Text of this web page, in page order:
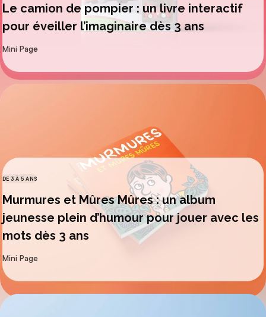
Le camion de pompier : un livre interactif
pour éveiller l’imaginaire dès 3 ans
par
Mini Page
CATÉGORIES
DE 3 À 5 ANS
Murmures et Mûres Mûres : un album
jeunesse plein d’humour pour jouer avec les
mots dès 3 ans
par
Mini Page